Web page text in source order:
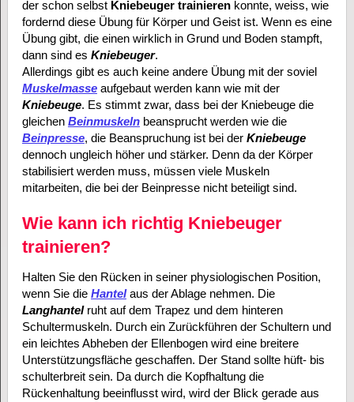
der schon selbst Kniebeuger trainierenkonnte, weiss, wie
fordernd diese Übung für Körper und Geist ist. Wenn es eine
Übung gibt, die einen wirklich in Grund und Boden stampft,
dann sind es Kniebeuger.
Allerdings gibt es auch keine andere Übung mit der soviel
Muskelmasseaufgebaut werden kann wie mit der
Kniebeuge. Es stimmt zwar, dass bei der Kniebeuge die
gleichen Beinmuskelnbeansprucht werden wie die
Beinpresse, die Beanspruchung ist bei der Kniebeuge
dennoch ungleich höher und stärker. Denn da der Körper
stabilisiert werden muss, müssen viele Muskeln
mitarbeiten, die bei der Beinpresse nicht beteiligt sind.
Wie kann ich richtig Kniebeuger
trainieren?
Halten Sie den Rücken in seiner physiologischen Position,
wenn Sie die Hantelaus der Ablage nehmen. Die
Langhantelruht auf dem Trapez und dem hinteren
Schultermuskeln. Durch ein Zurückführen der Schultern und
ein leichtes Abheben der Ellenbogen wird eine breitere
Unterstützungsfläche geschaffen. Der Stand sollte hüft- bis
schulterbreit sein. Da durch die Kopfhaltung die
Rückenhaltung beeinflusst wird, wird der Blick gerade aus